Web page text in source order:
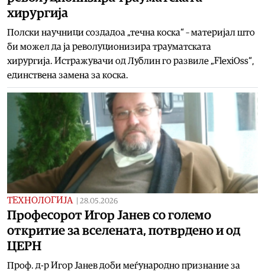
хирургија
Полски научници создадоа „течна коска“ – материјал што
би можел да ја револуционизира трауматската
хирургија. Истражувачи од Лублин го развиле „FlexiOss“,
единствена замена за коска.
ТЕХНОЛОГИЈА 28.05.2026
Професорот Игор Јанев со големо
откритие за вселената, потврдено и од
ЦЕРН
Проф. д-р Игор Јанев доби меѓународно признание за